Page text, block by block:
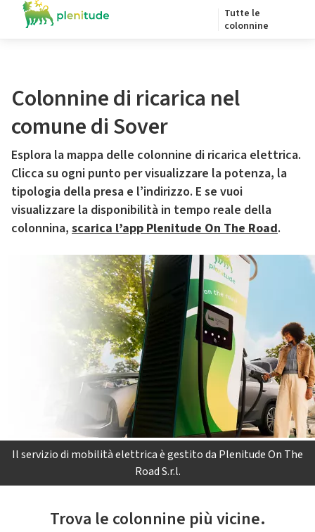
Tutte le
colonnine
Colonnine di ricarica nel
comune di Sover
Esplora la mappa delle colonnine di ricarica elettrica.
Clicca su ogni punto per visualizzare la potenza, la
tipologia della presa e l’indirizzo. E se vuoi
visualizzare la disponibilità in tempo reale della
colonnina, scarica l’app Plenitude On The Road.
Il servizio di mobilità elettrica è gestito da Plenitude On The
Road S.r.l.
Trova le colonnine più vicine.